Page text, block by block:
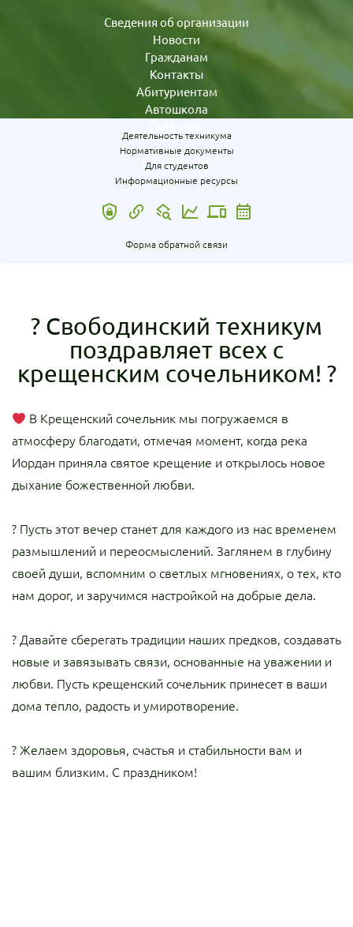
Сведения об организации
Новости
Гражданам
Контакты
Абитуриентам
Автошкола
Деятельность техникума
Нормативные документы
Для студентов
Информационные ресурсы
Форма обратной связи
? Свободинский техникум
поздравляет всех с
крещенским сочельником! ?
В Крещенский сочельник мы погружаемся в
атмосферу благодати, отмечая момент, когда река
Иордан приняла святое крещение и открылось новое
дыхание божественной любви.
? Пусть этот вечер станет для каждого из нас временем
размышлений и переосмыслений. Заглянем в глубину
своей души, вспомним о светлых мгновениях, о тех, кто
нам дорог, и заручимся настройкой на добрые дела.
?️ Давайте сберегать традиции наших предков, создавать
новые и завязывать связи, основанные на уважении и
любви. Пусть крещенский сочельник принесет в ваши
дома тепло, радость и умиротворение.
? Желаем здоровья, счастья и стабильности вам и
вашим близким. С праздником!